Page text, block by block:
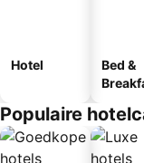
Hotel
Bed &
Populaire